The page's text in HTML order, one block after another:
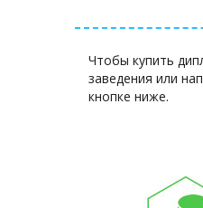
Чтобы купить
заведения или
кнопке ниже.